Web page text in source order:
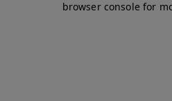
browser console for